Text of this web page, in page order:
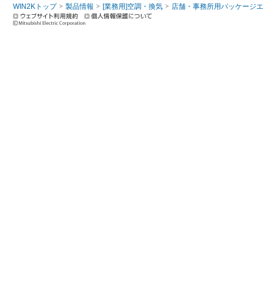
WIN2Kトップ 製品情報 [業務用]空調・換気 店舗・事務所用パッケージ